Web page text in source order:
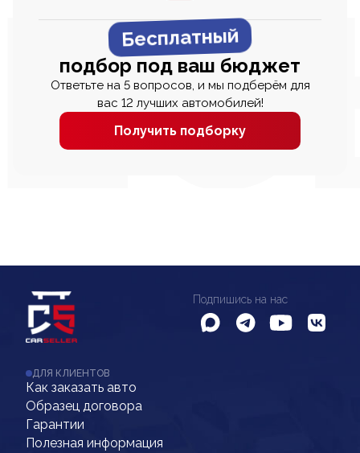
Бесплатный
подбор под ваш бюджет
Ответьте на 5 вопросов, и мы подберём для
вас 12 лучших автомобилей!
Получить подборку
Подпишись на нас
ДЛЯ КЛИЕНТОВ
Как заказать авто
Образец договора
Гарантии
Полезная информация